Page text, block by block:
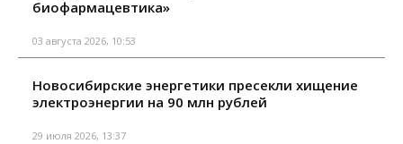
биофармацевтика»
03 августа 2026, 10:53
Новосибирские энергетики пресекли хищение
электроэнергии на 90 млн рублей
29 июля 2026, 13:37